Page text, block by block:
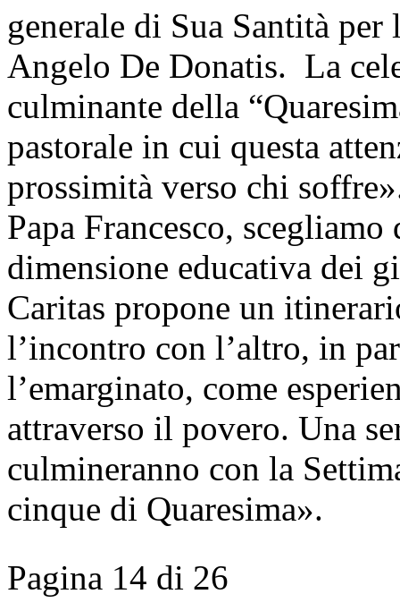
generale di Sua Santità
Angelo De Donatis. La
culminante della
pastorale in cui questa
prossimità verso chi
Papa Francesco,
dimensione educativa dei
Caritas propone un
l’incontro con l’altro, in
l’emarginato, come
attraverso il povero. Una
culmineranno con la
cinque di Quaresima».
Pagina 14 di 26